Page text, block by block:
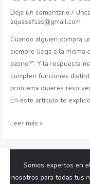
Deja un comentario /
aquasafsas@gmail.com
Cuando alguien compra
siempre llega a la misma
ozono?”. Y la respuesta
cumplen funciones
problema quieres
En este artículo te
¿Cuándo
luz
Leer más »
Somos expertos en
nosotros para todas tus